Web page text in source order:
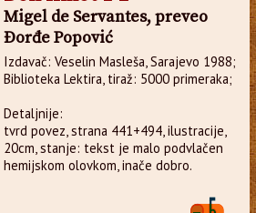
Migel de Servantes, preveo
Đorđe Popović
Izdavač: Veselin Masleša, Sarajevo 1988;
Biblioteka Lektira, tiraž: 5000 primeraka;
Detaljnije:
tvrd povez, strana 441+494, ilustracije,
20cm, stanje: tekst je malo podvlačen
hemijskom olovkom, inače dobro.